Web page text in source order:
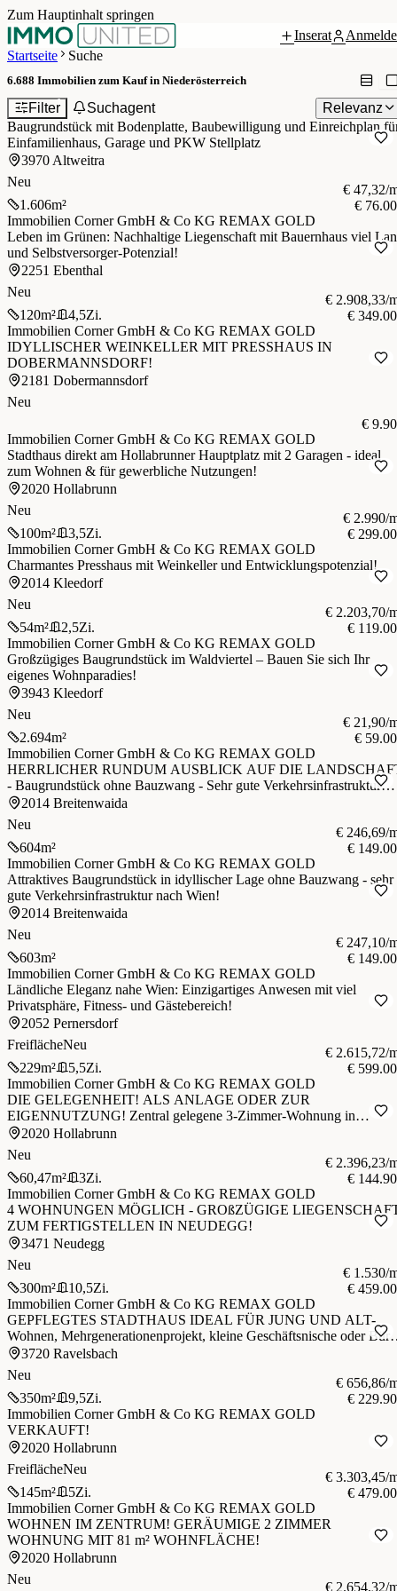
Zum Hauptinhalt springen
Inserat
Startseite
Suche
6.688 Immobilien zum Kauf in Niederösterreich
Filter1 Suchagent
Relevanz
Baugrundstück mit Bodenplatte, Baubewilligung und Einreichplan
Einfamilienhaus, Garage und PKW Stellplatz
3970 Altweitra
Neu
1.606m²
€ 47,32/
€
Immobilien Corner GmbH & Co KG REMAX GOLD
Leben im Grünen: Nachhaltige Liegenschaft mit Bauernhaus viel
und Selbstversorger-Potenzial!
2251 Ebenthal
Neu
120m² 4,5Zi.
€ 2.908,33/
€
Immobilien Corner GmbH & Co KG REMAX GOLD
IDYLLISCHER WEINKELLER MIT PRESSHAUS IN
DOBERMANNSDORF!
2181 Dobermannsdorf
Neu
€
Immobilien Corner GmbH & Co KG REMAX GOLD
Stadthaus direkt am Hollabrunner Hauptplatz mit 2 Garagen - ideal
zum Wohnen & für gewerbliche Nutzungen!
2020 Hollabrunn
Neu
100m² 3,5Zi.
€ 2.990/
€
Immobilien Corner GmbH & Co KG REMAX GOLD
Charmantes Presshaus mit Weinkeller und Entwicklungspotenzial!
2014 Kleedorf
Neu
54m² 2,5Zi.
€ 2.203,70/
€
Immobilien Corner GmbH & Co KG REMAX GOLD
Großzügiges Baugrundstück im Waldviertel – Bauen Sie sich Ihr
eigenes Wohnparadies!
3943 Kleedorf
Neu
2.694m²
€ 21,90/
€
Immobilien Corner GmbH & Co KG REMAX GOLD
HERRLICHER RUNDUM AUSBLICK AUF DIE
- Baugrundstück ohne Bauzwang - Sehr gute Verkehrsinfrastruktur
nach Wien!
2014 Breitenwaida
Neu
604m²
€ 246,69/
€
Immobilien Corner GmbH & Co KG REMAX GOLD
Attraktives Baugrundstück in idyllischer Lage ohne Bauzwang - sehr
gute Verkehrsinfrastruktur nach Wien!
2014 Breitenwaida
Neu
603m²
€ 247,10/
€
Immobilien Corner GmbH & Co KG REMAX GOLD
Ländliche Eleganz nahe Wien: Einzigartiges Anwesen mit viel
Privatsphäre, Fitness- und Gästebereich!
2052 Pernersdorf
FreiflächeNeu
229m² 5,5Zi.
€ 2.615,72/
€
Immobilien Corner GmbH & Co KG REMAX GOLD
DIE GELEGENHEIT! ALS ANLAGE ODER ZUR
EIGENNUTZUNG! Zentral gelegene 3-Zimmer-Wohnung in
Bahnhofsnähe!
2020 Hollabrunn
Neu
60,47m² 3Zi.
€ 2.396,23/
€
Immobilien Corner GmbH & Co KG REMAX GOLD
4 WOHNUNGEN MÖGLICH - GROßZÜGIGE
ZUM FERTIGSTELLEN IN NEUDEGG!
3471 Neudegg
Neu
300m² 10,5Zi.
€ 1.530/
€
Immobilien Corner GmbH & Co KG REMAX GOLD
GEPFLEGTES STADTHAUS IDEAL FÜR JUNG UND ALT-
Wohnen, Mehrgenerationenprojekt, kleine Geschäftsnische oder Büro
im Erdgeschoss
3720 Ravelsbach
Neu
350m² 9,5Zi.
€ 656,86/
€
Immobilien Corner GmbH & Co KG REMAX GOLD
VERKAUFT!
2020 Hollabrunn
FreiflächeNeu
145m² 5Zi.
€ 3.303,45/
€
Immobilien Corner GmbH & Co KG REMAX GOLD
WOHNEN IM ZENTRUM! GERÄUMIGE 2 ZIMMER
WOHNUNG MIT 81 m² WOHNFLÄCHE!
2020 Hollabrunn
Neu
€ 2.654,32/